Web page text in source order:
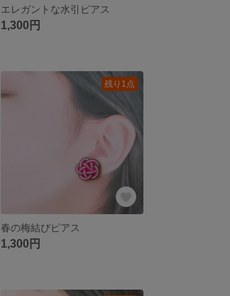
エレガントな水引ピアス
1,300円
残り1点
春の梅結びピアス
1,300円